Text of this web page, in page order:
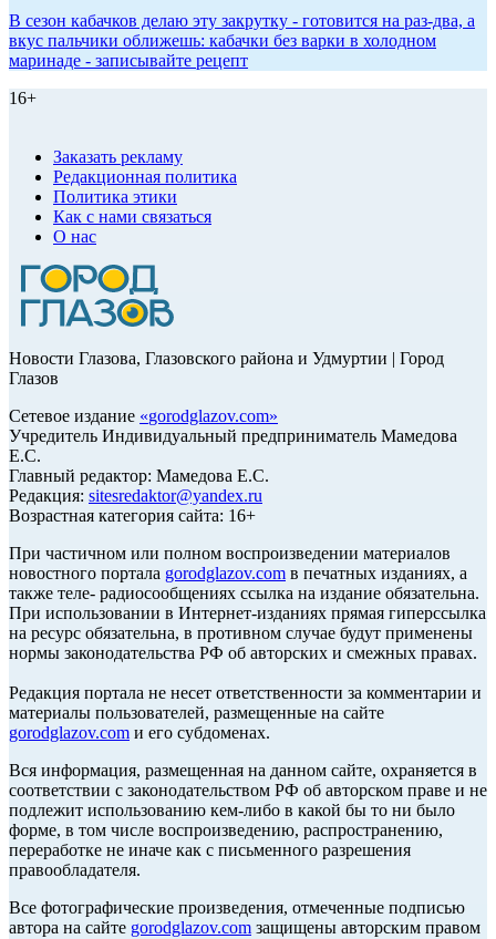
В сезон кабачков делаю эту закрутку - готовится на раз-два, а
вкус пальчики оближешь: кабачки без варки в холодном
маринаде - записывайте рецепт
16+
Заказать рекламу
Редакционная политика
Политика этики
Как с нами связаться
О нас
Новости Глазова, Глазовского района и Удмуртии | Город
Глазов
Сетевое издание «gorodglazov.com»
Учредитель Индивидуальный предприниматель Мамедова
Е.С.
Главный редактор: Мамедова Е.С.
Редакция: sitesredaktor@yandex.ru
Возрастная категория сайта: 16+
При частичном или полном воспроизведении материалов
новостного портала gorodglazov.com в печатных изданиях, а
также теле- радиосообщениях ссылка на издание обязательна.
При использовании в Интернет-изданиях прямая гиперссылка
на ресурс обязательна, в противном случае будут применены
нормы законодательства РФ об авторских и смежных правах.
Редакция портала не несет ответственности за комментарии и
материалы пользователей, размещенные на сайте
gorodglazov.com и его субдоменах.
Вся информация, размещенная на данном сайте, охраняется в
соответствии с законодательством РФ об авторском праве и не
подлежит использованию кем-либо в какой бы то ни было
форме, в том числе воспроизведению, распространению,
переработке не иначе как с письменного разрешения
правообладателя.
Все фотографические произведения, отмеченные подписью
автора на сайте gorodglazov.com защищены авторским правом